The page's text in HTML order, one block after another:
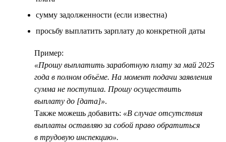
сумму задолженности (если известна)
просьбу выплатить зарплату до конкретной даты
Пример:
«Прошу выплатить заработную плату за май 2025
года в полном объёме. На момент подачи заявления
сумма не поступила. Прошу осуществить
выплату до [дата]».
Также можешь добавить: «В случае отсутствия
выплаты оставляю за собой право обратиться
в трудовую инспекцию».